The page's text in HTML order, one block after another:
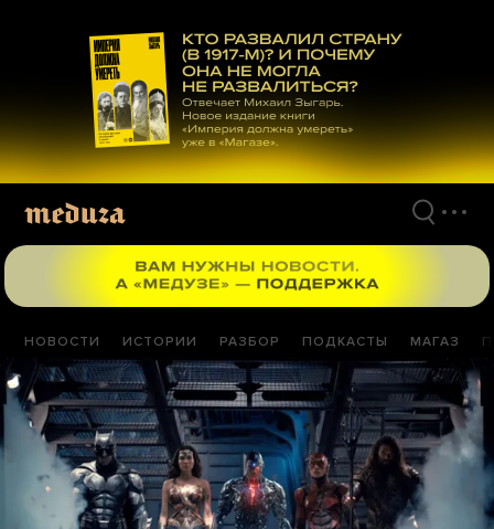
материалам
НОВОСТИ ИСТОРИИ РАЗБОР ПОДКАСТЫ МАГАЗ